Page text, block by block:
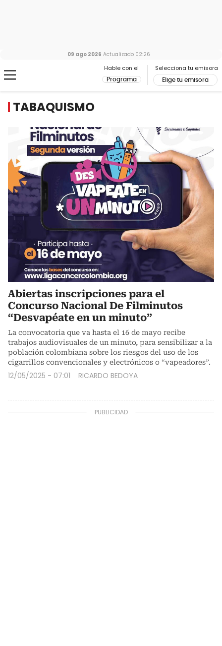
Hable con el
Programa
Selecciona tu emisora
Elige tu emisora
09 ago 2026 Actualizado 02:26
TABAQUISMO
Abiertas inscripciones para el
Concurso Nacional De Filminutos
“Desvapéate en un minuto”
La convocatoria que va hasta el 16 de mayo recibe
trabajos audiovisuales de un minuto, para sensibilizar a la
población colombiana sobre los riesgos del uso de los
cigarrillos convencionales y electrónicos o “vapeadores”.
12/05/2025 - 07:01 RICARDO BEDOYA